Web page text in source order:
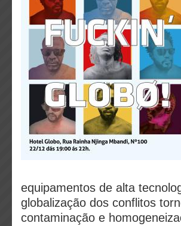
equipamentos de alta
globalização dos conflitos
contaminação e